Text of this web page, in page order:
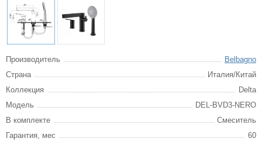
Производитель
Belbagno
Страна
Италия/Китай
Коллекция
Delta
Модель
DEL-BVD3-NERO
В комплекте
Смеситель
Гарантия, мес
60